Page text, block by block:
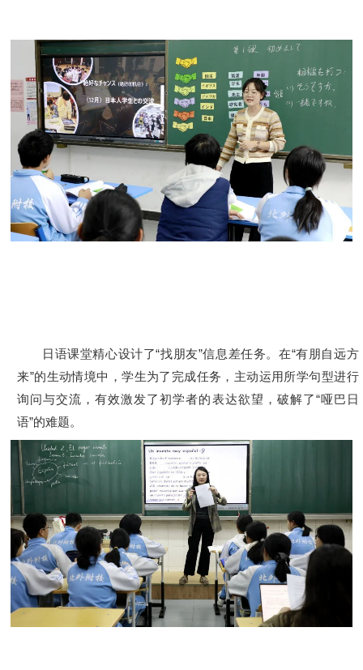
日语课堂精心设计了“找朋友”信息差任务。在“有朋自远方
来”的生动情境中，学生为了完成任务，主动运用所学句型进行
询问与交流，有效激发了初学者的表达欲望，破解了“哑巴日
语”的难题。